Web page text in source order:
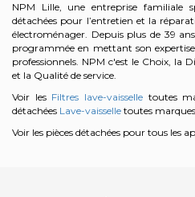
NPM Lille, une entreprise familiale
détachées pour l’entretien et la
électroménager. Depuis plus de 39
programmée en mettant son
professionnels. NPM c'est le Choix, la
et la Qualité de service.
Voir les Filtres lave-vaisselle toutes
détachées Lave-vaisselle toutes marques
Voir les pièces détachées pour tous les